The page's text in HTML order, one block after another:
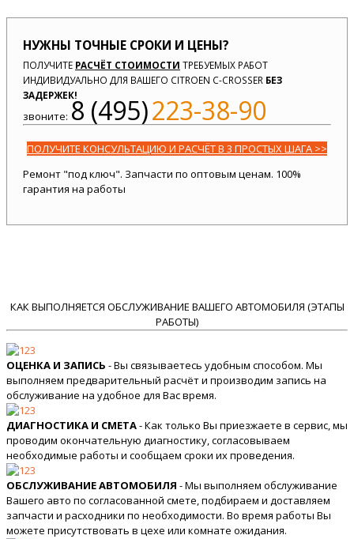
НУЖНЫ ТОЧНЫЕ СРОКИ И ЦЕНЫ?
ПОЛУЧИТЕ РАСЧЁТ СТОИМОСТИ ТРЕБУЕМЫХ РАБОТ
ИНДИВИДУАЛЬНО ДЛЯ ВАШЕГО CITROEN C-CROSSER БЕЗ
ЗАДЕРЖЕК!
звоните: 8 (495)223-38-90
ПОЛУЧИТЕ КОНСУЛЬТАЦИЮ И РАСЧЁТ В 3 ПРОСТЫХ ШАГА >>
Ремонт "под ключ". Запчасти по оптовым ценам. 100%
гарантия на работы
КАК ВЫПОЛНЯЕТСЯ ОБСЛУЖИВАНИЕ ВАШЕГО АВТОМОБИЛЯ (ЭТАПЫ
РАБОТЫ)
ОЦЕНКА И ЗАПИСЬ - Вы связываетесь удобным способом. Мы
выполняем предварительный расчёт и производим запись на
обслуживание на удобное для Вас время.
ДИАГНОСТИКА И СМЕТА- Как только Вы приезжаете в сервис, мы
проводим окончательную диагностику, согласовываем
необходимые работы и сообщаем сроки их проведения.
ОБСЛУЖИВАНИЕ АВТОМОБИЛЯ - Мы выполняем обслуживание
Вашего авто по согласованной смете, подбираем и доставляем
запчасти и расходники по необходимости. Во время работы Вы
можете присутствовать в цехе или комнате ожидания.